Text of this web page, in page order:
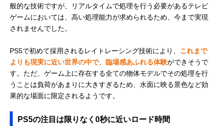
般的な技術ですが、リアルタイムで処理を行う必要があるテレビ
ゲームにおいては、高い処理能力が求められるため、今まで実現
されませんでした。
PS5で初めて採用されるレイトレーシング技術により、 これまで
よりも現実に近い世界の中で、臨場感あふれる体験ができそうで
す。ただ、ゲーム上に存在する全ての物体モデルでその処理を行
うことは負荷があまりに大きすぎるため、水面に映る景色など効
果的な場面に限定されるようです。
PS5の注目は限りなく0秒に近いロード時間